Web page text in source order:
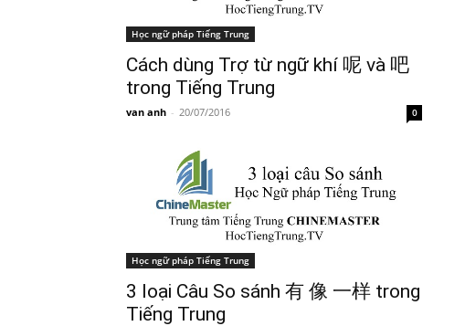
Học ngữ pháp Tiếng Trung
Cách dùng Trợ từ ngữ khí 呢 và 吧
trong Tiếng Trung
van anh - 20/07/2016 0
Học ngữ pháp Tiếng Trung
3 loại Câu So sánh 有 像 一样 trong
Tiếng Trung